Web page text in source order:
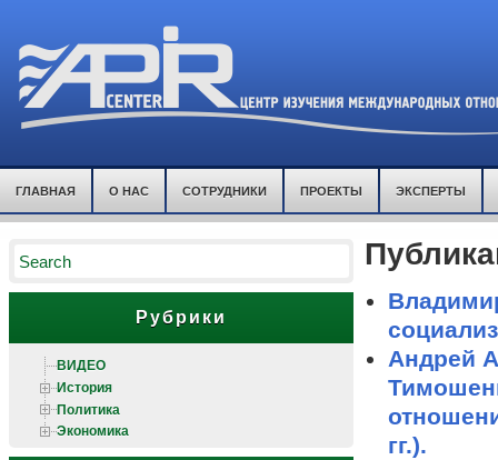
ГЛАВНАЯ О НАС СОТРУДНИКИ ПРОЕКТЫ ЭКСПЕРТЫ
Рубрики
ВИДЕО
История
Политика
Экономика
Андрей
гг.).